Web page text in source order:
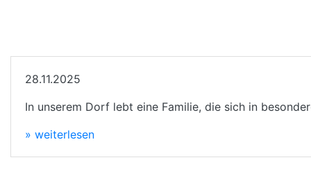
28.11.2025
In unserem Dorf lebt eine Familie, die sich in
» weiterlesen